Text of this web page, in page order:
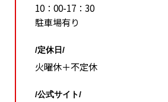
10：00-17：30
駐車場有り
/定休日/
火曜休＋不定休
/公式サイト/